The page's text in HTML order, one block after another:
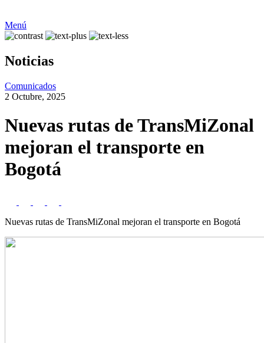
Menú
Noticias
Comunicados
2 Octubre, 2025
Nuevas rutas de TransMiZonal
mejoran el transporte en
Bogotá
Nuevas rutas de TransMiZonal mejoran el transporte en Bogotá